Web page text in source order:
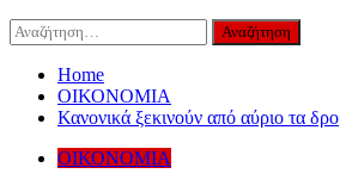
Αναζήτηση
για:
Home
ΟΙΚΟΝΟΜΙΑ
Κανονικά ξεκινούν από αύριο τα
ΟΙΚΟΝΟΜΙΑ